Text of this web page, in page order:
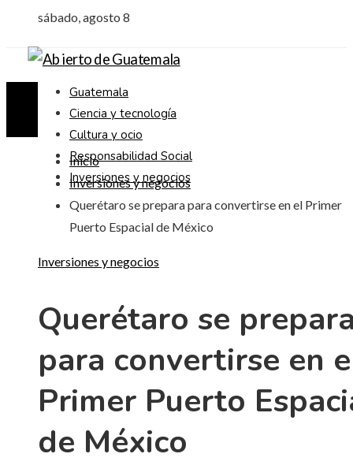
sábado, agosto 8
Guatemala
Ciencia y tecnología
Cultura y ocio
Responsabilidad Social
Inversiones y negocios
Inicio
Inversiones y negocios
Querétaro se prepara para convertirse en el Primer
Puerto Espacial de México
Inversiones y negocios
Querétaro se
para convertirse en
Primer Puerto
de México